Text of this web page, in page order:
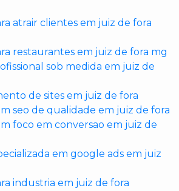
atrair clientes em juiz de fora
restaurantes em juiz de fora mg
sob medida em juiz de
de sites em juiz de fora
seo de qualidade em juiz de fora
foco em conversao em juiz de
em google ads em juiz
industria em juiz de fora